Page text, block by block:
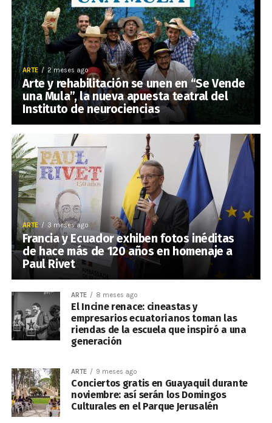
ARTE 2 meses ago
Arte y rehabilitación se unen en “Se Vende
una Mula”, la nueva apuesta teatral del
Instituto de neurociencias
ARTE 3 meses ago
Francia y Ecuador exhiben fotos inéditas
de hace más de 120 años en homenaje a
Paul Rivet
ARTE 8 meses ago
El Incine renace: cineastas y
empresarios ecuatorianos toman las
riendas de la escuela que inspiró a una
generación
ARTE 9 meses ago
Conciertos gratis en Guayaquil durante
noviembre: así serán los Domingos
Culturales en el Parque Jerusalén